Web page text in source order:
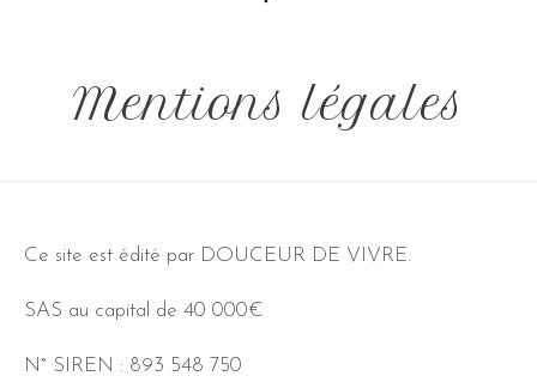
Mentions légales
Ce site est édité par DOUCEUR DE VIVRE.
SAS au capital de 40 000€
N° SIREN : 893 548 750